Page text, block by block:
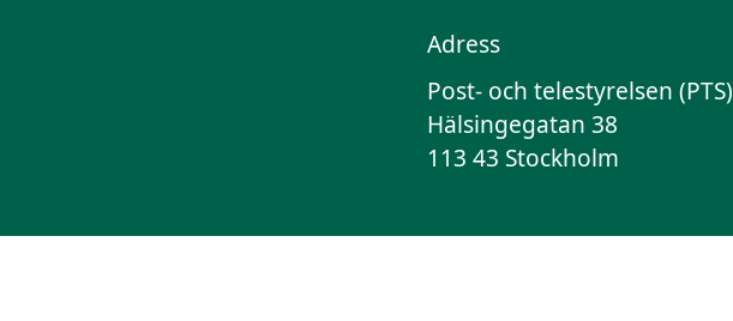
Adress
Post- och telestyrelsen (PTS)
Hälsingegatan 38
113 43 Stockholm